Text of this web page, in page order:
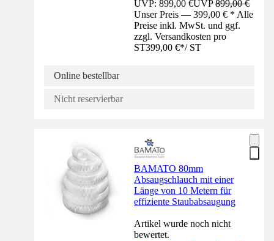
UVP: 899,00 €UVP899,00 €
Unser Preis — 399,00 € * Alle
Preise inkl. MwSt. und ggf.
zzgl. Versandkosten pro
ST399,00 €*/ ST
Online bestellbar
Nicht reservierbar
BAMATO 80mm
Absaugschlauch mit einer
Länge von 10 Metern für
effiziente Staubabsaugung
Artikel wurde noch nicht
bewertet.